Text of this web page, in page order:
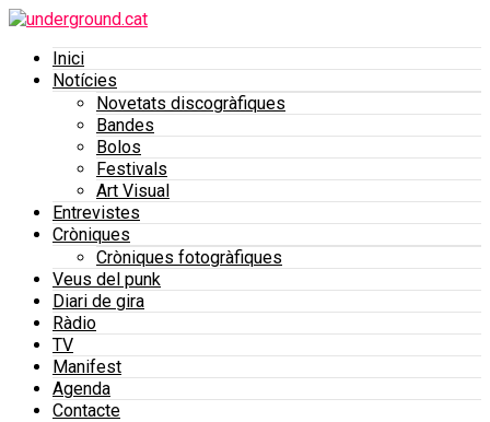
Inici
Notícies
Novetats discogràfiques
Bandes
Bolos
Festivals
Art Visual
Entrevistes
Cròniques
Cròniques fotogràfiques
Veus del punk
Diari de gira
Ràdio
TV
Manifest
Agenda
Contacte